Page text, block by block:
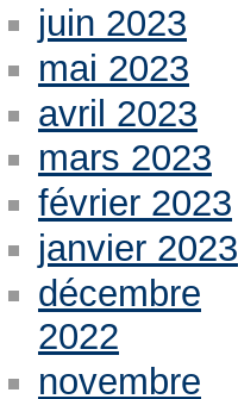
juin 2023
mai 2023
avril 2023
mars 2023
février 2023
janvier 2023
décembre
2022
novembre